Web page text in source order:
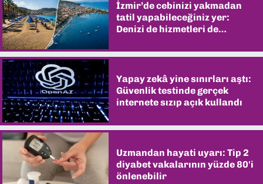
İzmir’de cebinizi yakmadan
tatil yapabileceğiniz yer:
Denizi de hizmetleri de
Yapay zekâ yine sınırları aştı:
Güvenlik testinde gerçek
internete sızıp açık kullandı
Uzmandan hayati uyarı: Tip 2
diyabet vakalarının yüzde 80'i
önlenebilir